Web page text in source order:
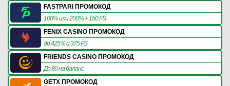
FASTPARI ПРОМОКОД
100% или 200% + 150 FS
FENIX CASINO ПРОМОКОД
до 425% и 375 FS
FRIENDS CASINO ПРОМОКОД
До 80 на баланс
GETX ПРОМОКОД